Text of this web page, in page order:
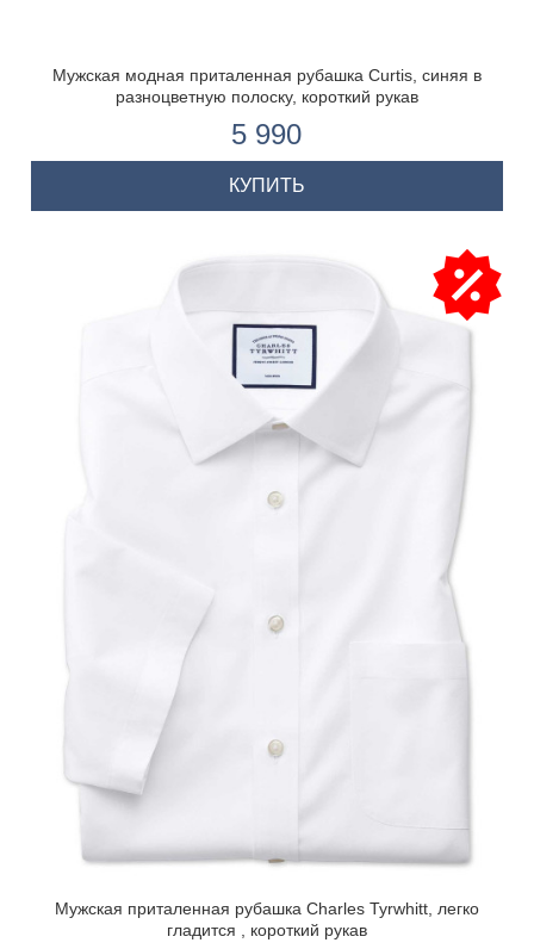
Мужская модная приталенная рубашка Curtis, синяя в
разноцветную полоску, короткий рукав
5 990
КУПИТЬ
Мужская приталенная рубашка Charles Tyrwhitt, легко
гладится , короткий рукав